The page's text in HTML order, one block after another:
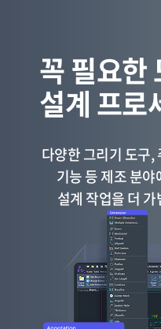
꼭 필요한
설계 프로
다양한 그리기 도구,
기능 등 제조 분
설계 작업을 더